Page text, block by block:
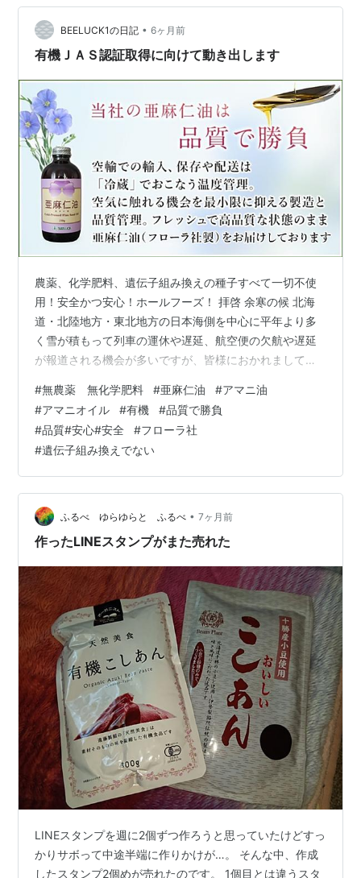
ます。特に「食の安全」や「自然志向」への関心が高ま
り、肥料選びにもこだわる人が多くなっています。 実際
の声としては、・「できるだけ自然由来のものを使いた
BEELUCK1の日記 • 6ヶ月前
有機ＪＡＳ認証取得に向けて動き出します
農薬、化学肥料、遺伝子組み換えの種子すべて一切不使
用！安全かつ安心！ホールフーズ！ 拝啓 余寒の候 北海
道・北陸地方・東北地方の日本海側を中心に平年より多
く雪が積もって列車の運休や遅延、航空便の欠航や遅延
が報道される機会が多いですが、皆様におかれましては
特に体調も崩すことなく、元気に過ごしています。 さ
て、弊社が輸入していますフローラ社製亜麻仁油の状況
につきまして今回のタイトル「有機ＪＡＳ認証取得に向
けて動き出します」の経緯を交えて説明いたします。 弊
社が輸入していますフローラ社製の亜麻仁油は無農薬の
亜麻の種子を使用しており、カナダ、アメリカ…
#無農薬 無化学肥料 #亜麻仁油 #アマニ油
#アマニオイル #有機 #品質で勝負
#品質#安心#安全 #フローラ社
#遺伝子組み換えでない
ふるべ ゆらゆらと ふるべ • 7ヶ月前
作ったLINEスタンプがまた売れた
LINEスタンプを週に2個ずつ作ろうと思っていたけどすっ
かりサボって中途半端に作りかけが…。 そんな中、作成
したスタンプ2個めが売れたのです。 1個目とは違うスタ